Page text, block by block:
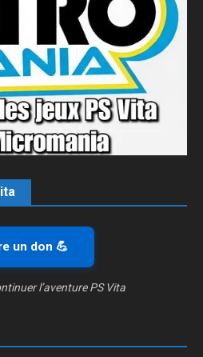
un don 💪
l’aventure PS Vita